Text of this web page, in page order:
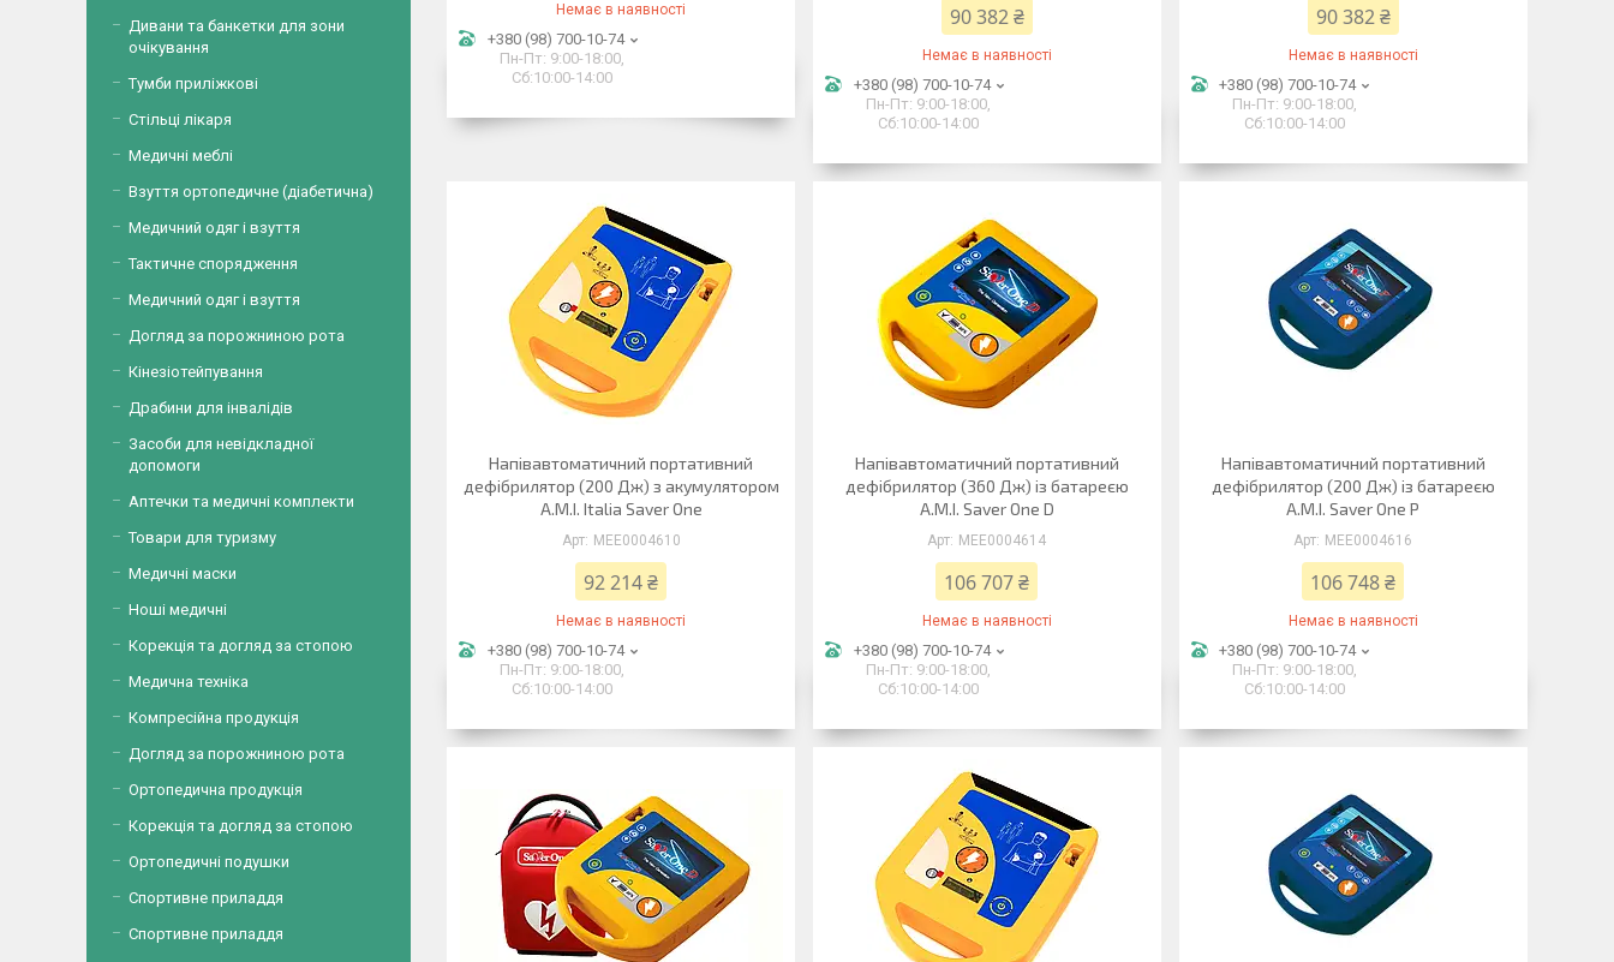
Немає в наявності
+380 (98) 700-10-74
Пн-Пт: 9:00-18:00,
Сб:10:00-14:00
90 382 ₴
Немає в наявності
+380 (98) 700-10-74
Пн-Пт: 9:00-18:00,
Сб:10:00-14:00
90 382 ₴
Немає в наявності
+380 (98) 700-10-74
Пн-Пт: 9:00-18:00,
Сб:10:00-14:00
Напівавтоматичний портативний
дефібрилятор (200 Дж) з акумулятором
A.M.I. Italia Saver One
MEE0004610
92 214 ₴
Немає в наявності
+380 (98) 700-10-74
Пн-Пт: 9:00-18:00,
Сб:10:00-14:00
Напівавтоматичний портативний
дефібрилятор (360 Дж) із батареєю
A.M.I. Saver One D
MEE0004614
106 707 ₴
Немає в наявності
+380 (98) 700-10-74
Пн-Пт: 9:00-18:00,
Сб:10:00-14:00
Напівавтоматичний портативний
дефібрилятор (200 Дж) із батареєю
A.M.I. Saver One P
MEE0004616
106 748 ₴
Немає в наявності
+380 (98) 700-10-74
Пн-Пт: 9:00-18:00,
Сб:10:00-14:00
Дивани та банкетки для зони
очікування
Тумби приліжкові
Стільці лікаря
Медичні меблі
Взуття ортопедичне (діабетична)
Медичний одяг і взуття
Тактичне спорядження
Медичний одяг і взуття
Догляд за порожниною рота
Кінезіотейпування
Драбини для інвалідів
Засоби для невідкладної
допомоги
Аптечки та медичні комплекти
Товари для туризму
Медичні маски
Ноші медичні
Корекція та догляд за стопою
Медична техніка
Компресійна продукція
Догляд за порожниною рота
Ортопедична продукція
Корекція та догляд за стопою
Ортопедичні подушки
Спортивне приладдя
Спортивне приладдя